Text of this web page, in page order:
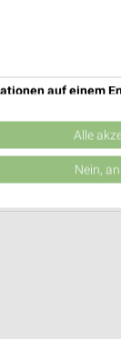
Uhr |
Uhr | Geöffnet
auf einem
von
Werbung
Alle
Nein,